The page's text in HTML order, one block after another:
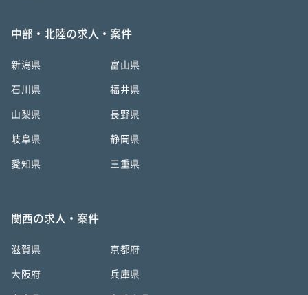
中部・北陸の求人・案件
新潟県 富山県
石川県 福井県
山梨県 長野県
岐阜県 静岡県
愛知県 三重県
関西の求人・案件
滋賀県 京都府
大阪府 兵庫県